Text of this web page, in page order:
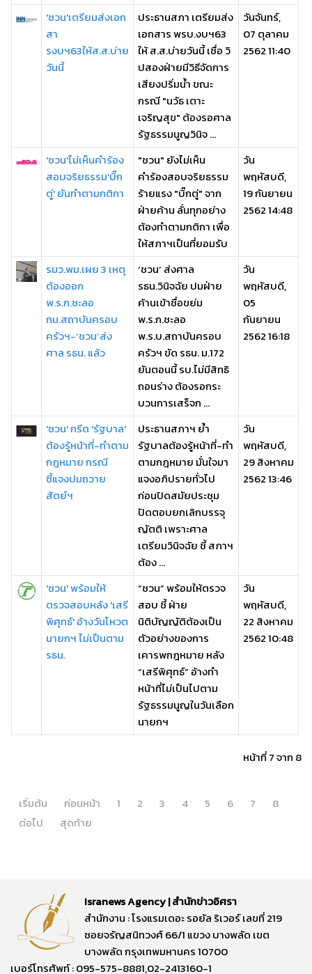
'ชวน'เตรียมส่งเอก
สา
รงบฯ63ให้ส.ส.บ่าย
วันนี้
ประธานสภา เตรียมส่ง
เอกสาร พรบ.งบฯ63
ให้ ส.ส.บ่ายวันนี้ เชื่อ วิ
ปสองฝ่ายมีวิธีจัดการ
เสียงปริ่มน้ำ ขณะ
กรณี "นวัธ เตาะ
เจริญสุข" ต้องรอศาล
รัฐธรรมนูญวินิจ ...
วันจันทร์,
07 ตุลาคม
2562 11:40
'ชวน'ไม่เห็นคำร้อง
สอบจริยธรรม'บิ๊ก
ตู่' ยันทำตามกติกา
"ชวน" ยังไม่เห็น
คำร้องสอบจริยธรรม
ร้ายแรง "บิ๊กตู่" จาก
ฝ่ายค้าน ลั่นทุกอย่าง
ต้องทำตามกติกา เพื่อ
ให้สภาฯเป็นที่ยอมรับ
วัน
พฤหัสบดี,
19 กันยายน
2562 14:48
รมว.พม.เผย 3 เหตุ
ต้องออก
พ.ร.ก.ชะลอ
กม.สถาบันครอบ
ครัวฯ-‘ชวน’ส่ง
ศาล รธน. แล้ว
‘ชวน’ ส่งศาล
รธน.วินิจฉัย ปมฝ่าย
ค้านเข้าชื่อขย่ม
พ.ร.ก.ชะลอ
พ.ร.บ.สถาบันครอบ
ครัวฯ ขัด รธน. ม.172
ยันตอนนี้ รบ.ไม่มีสิทธิ
ถอนร่าง ต้องรอกระ
บวนการเสร็จก ...
วัน
พฤหัสบดี,
05
กันยายน
2562 16:18
'ชวน' กรีด 'รัฐบาล'
ต้องรู้หน้าที่-ทำตาม
กฎหมาย กรณี
ชี้แจงปมถวาย
สัตย์ฯ
ประธานสภาฯ ย้ำ
รัฐบาลต้องรู้หน้าที่-ทำ
ตามกฎหมาย มั่นใจมา
แจงอภิปรายทั่วไป
ก่อนปิดสมัยประชุม
ปัดตอบยกเลิกบรรจุ
ญัตติ เพราะศาล
เตรียมวินิจฉัย ชี้ สภาฯ​
ต้อง ...
วัน
พฤหัสบดี,
29 สิงหาคม
2562 13:46
'ชวน' พร้อมให้
ตรวจสอบหลัง 'เสรี
พิศุทธ์' อ้างวันโหวต
นายกฯ ไม่เป็นตาม
รธน.
“ชวน” พร้อมให้ตรวจ
สอบ ชี้ ฝ่าย
นิติบัญญัติต้องเป็น
ตัวอย่างของการ
เคารพกฎหมาย หลัง
“เสรีพิศุทธ์” อ้างทำ
หน้าที่ไม่เป็นไปตาม
รัฐธรรมนูญในวันเลือก
นายกฯ
วัน
พฤหัสบดี,
22 สิงหาคม
2562 10:48
หน้าที่ 7 จาก 8
เริ่มต้น ก่อนหน้า 1 2 3 4 5 6 7
8
ต่อไป
สุดท้าย
Isranews Agency | สำนักข่าวอิศรา
สำนักงาน : โรงแรมเดอะ รอยัล ริเวอร์ เลขที่ 219
ซอยจรัญสนิทวงศ์ 66/1 แขวง บางพลัด เขต
บางพลัด กรุงเทพมหานคร 10700
เบอร์โทรศัพท์ : 095-575-8881,02-2413160-1